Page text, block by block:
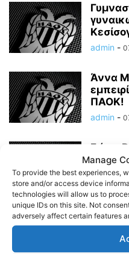
Manage
To provide the best experiences,
store and/or access device
technologies will allow us to
unique IDs on this site. Not
adversely affect certain features
admin -
Άννα
ΠΑΟΚ!
admin -
Γιόριτ
στον...
admin -
Στο
-